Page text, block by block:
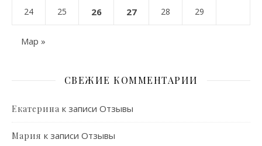
24 25 26 27 28 29
Мар »
СВЕЖИЕ КОММЕНТАРИИ
Екатерина к записи Отзывы
Мария к записи Отзывы